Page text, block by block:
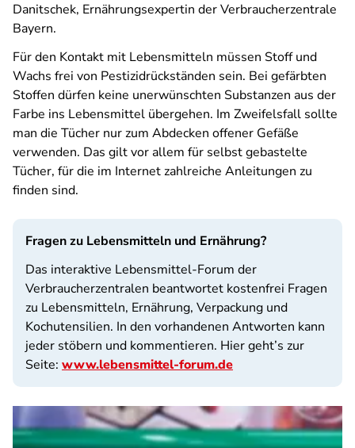
Danitschek, Ernährungsexpertin der Verbraucherzentrale
Bayern.
Für den Kontakt mit Lebensmitteln müssen Stoff und
Wachs frei von Pestizidrückständen sein. Bei gefärbten
Stoffen dürfen keine unerwünschten Substanzen aus der
Farbe ins Lebensmittel übergehen. Im Zweifelsfall sollte
man die Tücher nur zum Abdecken offener Gefäße
verwenden. Das gilt vor allem für selbst gebastelte
Tücher, für die im Internet zahlreiche Anleitungen zu
finden sind.
Fragen zu Lebensmitteln und Ernährung?
Das interaktive Lebensmittel-Forum der
Verbraucherzentralen beantwortet kostenfrei Fragen
zu Lebensmitteln, Ernährung, Verpackung und
Kochutensilien. In den vorhandenen Antworten kann
jeder stöbern und kommentieren. Hier geht’s zur
Seite: www.lebensmittel-forum.de